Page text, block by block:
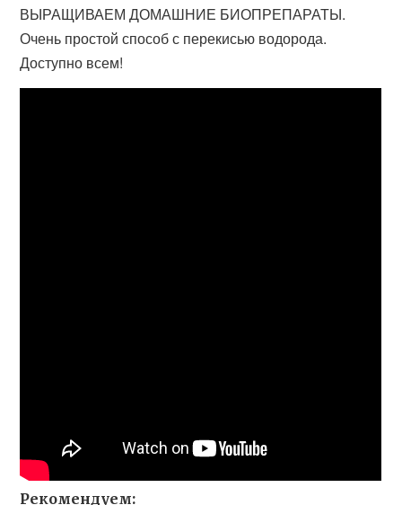
ВЫРАЩИВАЕМ ДОМАШНИЕ БИОПРЕПАРАТЫ.
Очень простой способ с перекисью водорода.
Доступно всем!
Рекомендуем: